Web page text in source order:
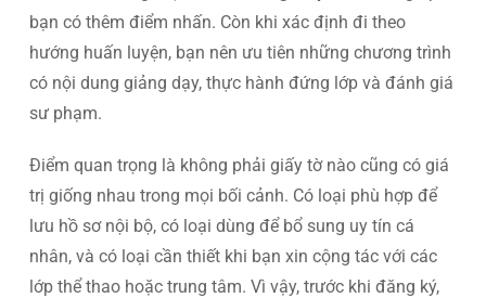
bạn có thêm điểm nhấn. Còn khi xác định đi theo
hướng huấn luyện, bạn nên ưu tiên những chương trình
có nội dung giảng dạy, thực hành đứng lớp và đánh giá
sư phạm.
Điểm quan trọng là không phải giấy tờ nào cũng có giá
trị giống nhau trong mọi bối cảnh. Có loại phù hợp để
lưu hồ sơ nội bộ, có loại dùng để bổ sung uy tín cá
nhân, và có loại cần thiết khi bạn xin cộng tác với các
lớp thể thao hoặc trung tâm. Vì vậy, trước khi đăng ký,